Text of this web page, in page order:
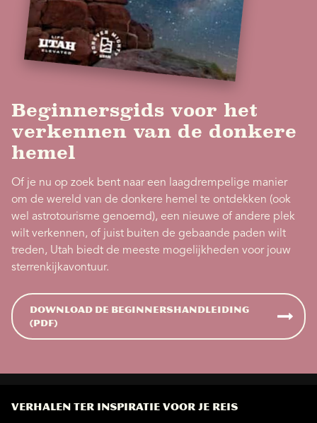
Beginnersgids voor het
verkennen van de donkere
hemel
Of je nu op zoek bent naar een laagdrempelige manier
om de wereld van de donkere hemel te ontdekken (ook
wel astrotourisme genoemd), een nieuwe of andere plek
wilt verkennen, of juist buiten de gebaande paden wilt
treden, Utah biedt de meeste mogelijkheden voor jouw
sterrenkijkavontuur.
Download de beginnershandleiding
(PDF)
VERHALEN TER INSPIRATIE VOOR JE REIS